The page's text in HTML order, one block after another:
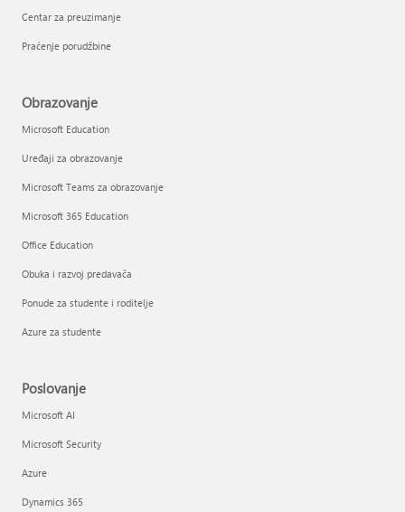
Centar za preuzimanje
Praćenje porudžbine
Obrazovanje
Microsoft Education
Uređaji za obrazovanje
Microsoft Teams za obrazovanje
Microsoft 365 Education
Office Education
Obuka i razvoj predavača
Ponude za studente i roditelje
Azure za studente
Poslovanje
Microsoft AI
Microsoft Security
Azure
Dynamics 365